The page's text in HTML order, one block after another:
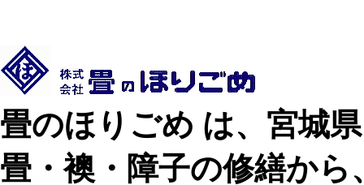
畳のほりごめ は、宮城
畳・襖・障子の修繕か